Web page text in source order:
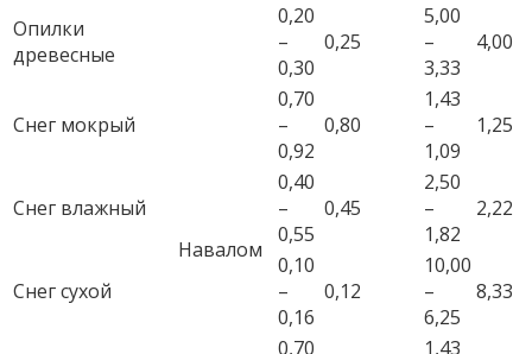
Навалом
Опилки
древесные
0,20
–
0,30
0,25
5,00
–
3,33
4,00
Снег мокрый
0,70
–
0,92
0,80
1,43
–
1,09
1,25
Снег влажный
0,40
–
0,55
0,45
2,50
–
1,82
2,22
Снег сухой
0,10
–
0,16
0,12
10,00
–
6,25
8,33
0,70 1,43